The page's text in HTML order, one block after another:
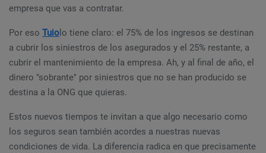
empresa que vas a contratar.
Por eso Tuio lo tiene claro: el 75% de los ingresos se destinan
a cubrir los siniestros de los asegurados y el 25% restante, a
cubrir el mantenimiento de la empresa. Ah, y al final de año, el
dinero "sobrante" por siniestros que no se han producido se
destina a la ONG que quieras.
Estos nuevos tiempos te invitan a que algo necesario como
los seguros sean también acordes a nuestras nuevas
condiciones de vida. La diferencia radica en que precisamente